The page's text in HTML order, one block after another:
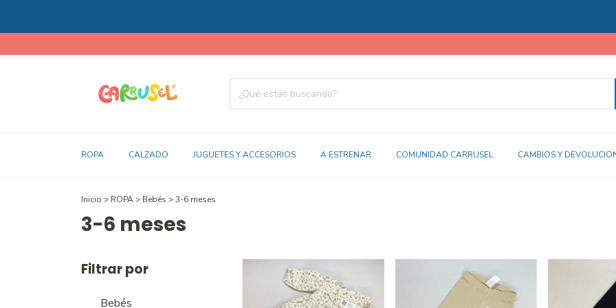
ROPA CALZADO JUGUETES Y ACCESORIOS A ESTRENAR COMUNIDAD CARRUSEL CAMBIOS Y
Inicio > ROPA> Bebés >3-6 meses
3-6 meses
Filtrar por
Bebés